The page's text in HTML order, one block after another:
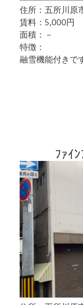
住所：五所川原
賃料：5,000円
面積：－
特徴：
融雪機能付きで
ﾌｧｲ